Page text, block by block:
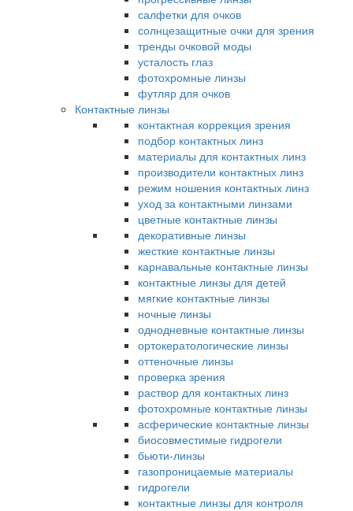
салфетки для очков
солнцезащитные очки для зрения
тренды очковой моды
усталость глаз
фотохромные линзы
футляр для очков
Контактные линзы
контактная коррекция зрения
подбор контактных линз
материалы для контактных линз
производители контактных линз
режим ношения контактных линз
уход за контактными линзами
цветные контактные линзы
декоративные линзы
жесткие контактные линзы
карнавальные контактные линзы
контактные линзы для детей
мягкие контактные линзы
ночные линзы
однодневные контактные линзы
ортокератологические линзы
оттеночные линзы
проверка зрения
раствор для контактных линз
фотохромные контактные линзы
асферические контактные линзы
биосовместимые гидрогели
бьюти-линзы
газопроницаемые материалы
гидрогели
контактные линзы для контроля